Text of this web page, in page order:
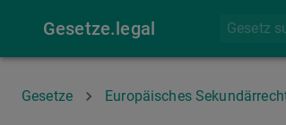
Gesetze.legal
Gesetze Europäisches